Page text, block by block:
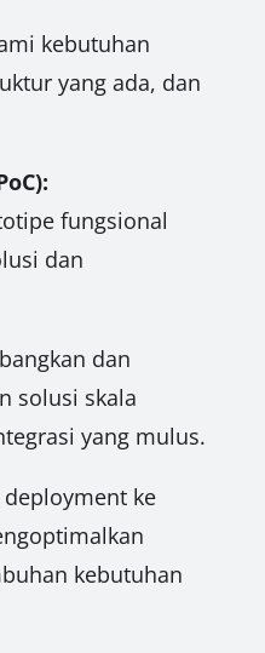
kebutuhan
yang ada, dan
fungsional
dan
dan
solusi skala
yang mulus.
ke
kebutuhan